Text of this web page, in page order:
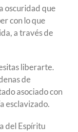
oscuridad que
con lo que
a través de
liberarte.
de
asociado con
esclavizado.
del Espíritu